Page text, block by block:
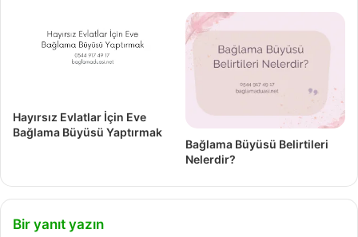
Hayırsız Evlatlar İçin Eve
Bağlama Büyüsü Yaptırmak
Bağlama Büyüsü Belirtileri
Nelerdir?
Bir yanıt yazın